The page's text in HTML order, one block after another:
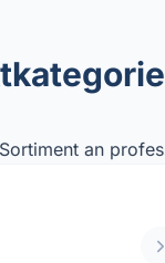
an